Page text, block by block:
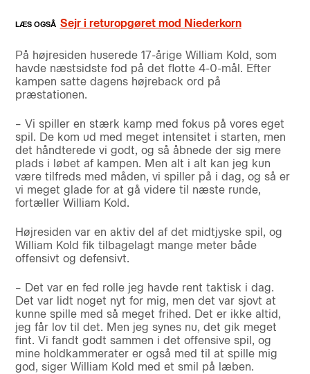
Sejr i returopgøret mod Niederkorn
På højresiden huserede 17-årige William Kold, som
havde næstsidste fod på det flotte 4-0-mål. Efter
kampen satte dagens højreback ord på
præstationen.
– Vi spiller en stærk kamp med fokus på vores eget
spil. De kom ud med meget intensitet i starten, men
det håndterede vi godt, og så åbnede der sig mere
plads i løbet af kampen. Men alt i alt kan jeg kun
være tilfreds med måden, vi spiller på i dag, og så er
vi meget glade for at gå videre til næste runde,
fortæller William Kold.
Højresiden var en aktiv del af det midtjyske spil, og
William Kold fik tilbagelagt mange meter både
offensivt og defensivt.
– Det var en fed rolle jeg havde rent taktisk i dag.
Det var lidt noget nyt for mig, men det var sjovt at
kunne spille med så meget frihed. Det er ikke altid,
jeg får lov til det. Men jeg synes nu, det gik meget
fint. Vi fandt godt sammen i det offensive spil, og
mine holdkammerater er også med til at spille mig
god, siger William Kold med et smil på læben.